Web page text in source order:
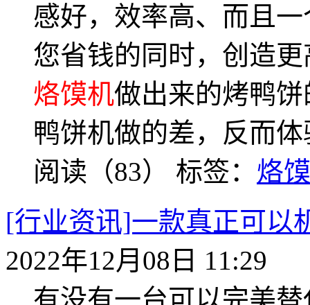
感好，效率高、而且
您省钱的同时，创造
烙馍机做出来的烤鸭
鸭饼机做的差，反而
阅读（83） 标签： 烙
[行业资讯]一款真正可以
2022年12月08日 11:29
有没有一台可以完美